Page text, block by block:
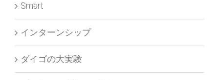
Smart
インターンシップ
ダイゴの大実験